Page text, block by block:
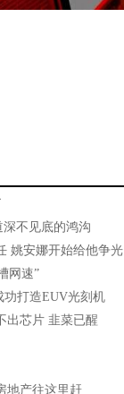
不见底的鸿沟
姚安娜开始给他争光
网速”
打造EUV光刻机
出芯片 韭菜已醒
地产往这里赶